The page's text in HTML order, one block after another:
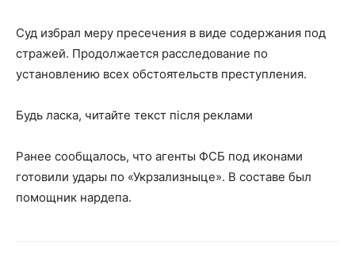
Суд избрал меру пресечения в виде содержания под
стражей. Продолжается расследование по
установлению всех обстоятельств преступления.
Будь ласка, читайте текст після реклами
Ранее сообщалось, что агенты ФСБ под иконами
готовили удары по «Укрзализныце». В составе был
помощник нардепа.